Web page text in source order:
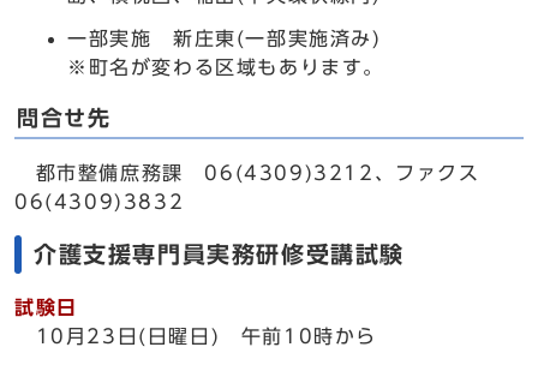
一部実施 新庄東(一部実施済み)
※町名が変わる区域もあります。
問合せ先
都市整備庶務課 06(4309)3212、ファクス
06(4309)3832
介護支援専門員実務研修受講試験
試験日
10月23日(日曜日) 午前10時から